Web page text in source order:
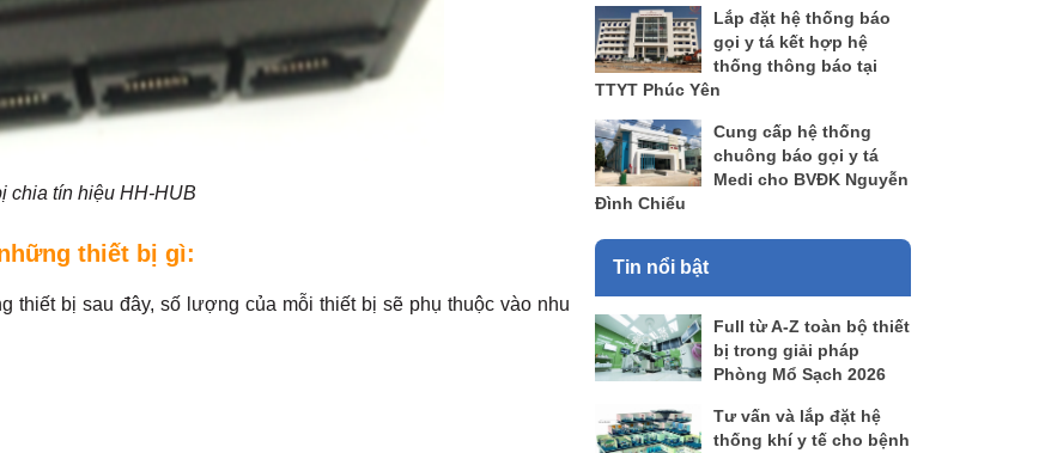
chia tín hiệu HH-HUB
thiết bị gì:
thiết bị sau đây, số lượng của mỗi thiết bị sẽ phụ thuộc vào nhu
Lắp đặt hệ thống báo
gọi y tá kết hợp hệ
thống thông báo tại
TTYT Phúc Yên
Cung cấp hệ thống
chuông báo gọi y tá
Medi cho BVĐK Nguyễn
Đình Chiểu
Tin nổi bật
Full từ A-Z toàn bộ thiết
bị trong giải pháp
Phòng Mổ Sạch 2026
Tư vấn và lắp đặt hệ
thống khí y tế cho bệnh